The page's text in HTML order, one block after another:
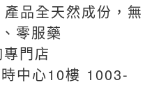
品全天然成份，無
零服藥
門店
中心10樓 1003-